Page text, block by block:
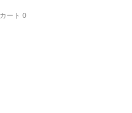
カート 0